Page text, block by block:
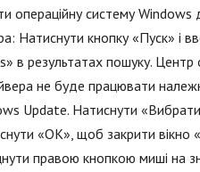
систему Windows
Натиснути кнопку «Пуск» і
в результатах пошуку.
не буде працювати
Update. Натиснути
«ОК», щоб закрити вікно
правою кнопкою миші на